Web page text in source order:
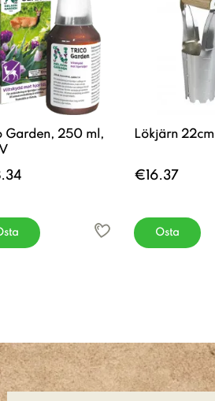
Garden, 250 ml,
Lökjärn 22cm
€16.37
Osta